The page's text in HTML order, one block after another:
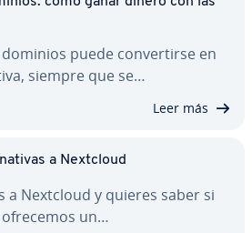
puede co­n­ve­r­ti­r­se en
siempre que se…
Leer más
a Nextcloud
a Nextcloud y quieres saber si
ofrecemos un…